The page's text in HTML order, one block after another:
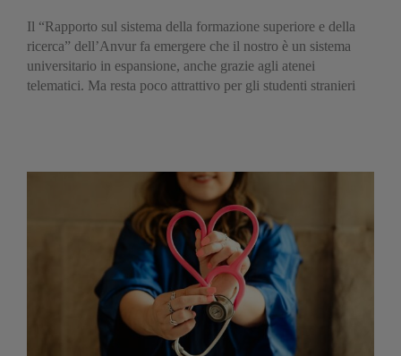
Il “Rapporto sul sistema della formazione superiore e della
ricerca” dell’Anvur fa emergere che il nostro è un sistema
universitario in espansione, anche grazie agli atenei
telematici. Ma resta poco attrattivo per gli studenti stranieri